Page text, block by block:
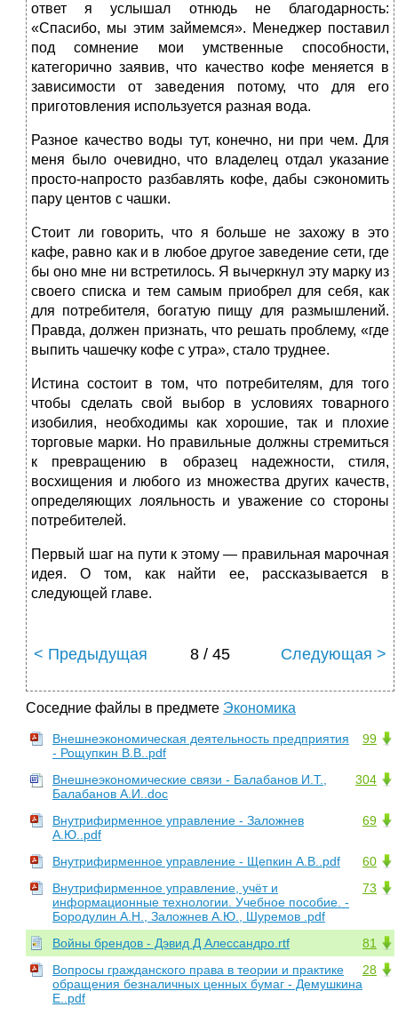
ответ я услышал отнюдь не благодарность:
«Спасибо, мы этим займемся». Менеджер поставил
под сомнение мои умственные способности,
категорично заявив, что качество кофе меняется в
зависимости от заведения потому, что для его
приготовления используется разная вода.
Разное качество воды тут, конечно, ни при чем. Для
меня было очевидно, что владелец отдал указание
просто‑напросто разбавлять кофе, дабы сэкономить
пару центов с чашки.
Стоит ли говорить, что я больше не захожу в это
кафе, равно как и в любое другое заведение сети, где
бы оно мне ни встретилось. Я вычеркнул эту марку из
своего списка и тем самым приобрел для себя, как
для потребителя, богатую пищу для размышлений.
Правда, должен признать, что решать проблему, «где
выпить чашечку кофе с утра», стало труднее.
Истина состоит в том, что потребителям, для того
чтобы сделать свой выбор в условиях товарного
изобилия, необходимы как хорошие, так и плохие
торговые марки. Но правильные должны стремиться
к превращению в образец надежности, стиля,
восхищения и любого из множества других качеств,
определяющих лояльность и уважение со стороны
потребителей.
Первый шаг на пути к этому — правильная марочная
идея. О том, как найти ее, рассказывается в
следующей главе.
< Предыдущая 8 / 45 Следующая >
Соседние файлы в предмете Экономика
99
Внешнеэкономическая деятельность предприятия
- Рощупкин В.В..pdf
304
Внешнеэкономические связи - Балабанов И.Т.,
Балабанов А.И..doc
69
Внутрифирменное управление - Заложнев
А.Ю..pdf
60
Внутрифирменное управление - Щепкин А.В..pdf
73
Внутрифирменное управление, учёт и
информационные технологии. Учебное пособие. -
Бородулин А.Н., Заложнев А.Ю., Шуремов .pdf
81
Войны брендов - Дэвид Д Алессандро.rtf
28
Вопросы гражданского права в теории и практике
обращения безналичных ценных бумаг - Демушкина
Е..pdf